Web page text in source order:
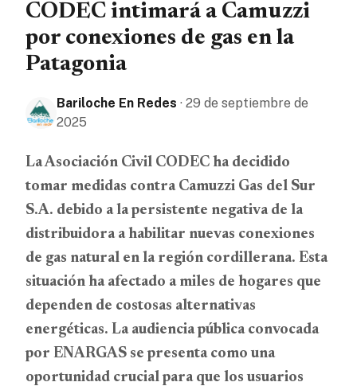
CODEC intimará a Camuzzi
por conexiones de gas en la
Patagonia
Bariloche En Redes · 29 de septiembre de
2025
La Asociación Civil CODEC ha decidido
tomar medidas contra Camuzzi Gas del Sur
S.A. debido a la persistente negativa de la
distribuidora a habilitar nuevas conexiones
de gas natural en la región cordillerana. Esta
situación ha afectado a miles de hogares que
dependen de costosas alternativas
energéticas. La audiencia pública convocada
por ENARGAS se presenta como una
oportunidad crucial para que los usuarios